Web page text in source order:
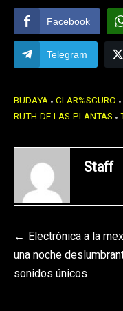
Facebook
Telegram
BUDAYA CLAR%SCURO
RUTH DE LAS PLANTAS
Staff
Navegación
de
Electrónica a la
una noche
sonidos únicos